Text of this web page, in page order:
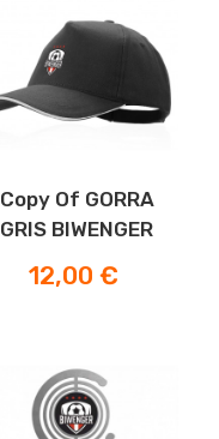
Copy Of GORRA
GRIS BIWENGER
Preis
12,00 €